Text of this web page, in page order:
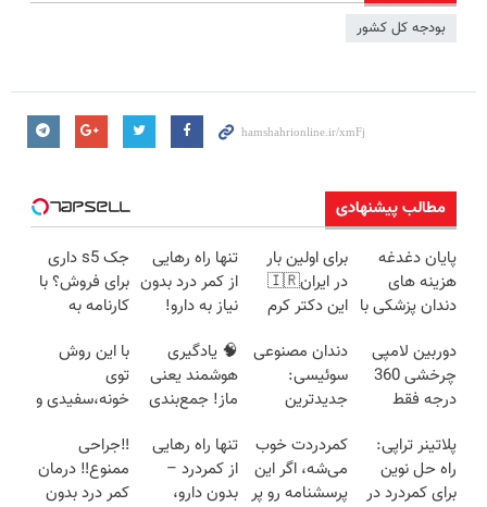
بودجه کل کشور
مطالب پیشنهادی
پایان دغدغه
هزینه های
دندان پزشکی با
کننده خانگی
برای اولین بار
در ایران🇮🇷
این دکتر کرم
روزه ساخت!
تنها راه رهایی
از کمر درد بدون
نیاز به دارو!
جک s5 داری
برای فروش؟ با
کارنامه به
بفروش!
دوربین لامپی
چرخشی 360
درجه فقط
🔥 پرداخت
درب منزل
دندان مصنوعی
سوئیسی:
جدیدترین
سبک و مقاوم |
پرداخت قسطی
🧠 یادگیری
هوشمند یعنی
ماز! جمع‌بندی
رو از دست نده
📘
با این روش
توی
خونه،سفیدی و
برگردون
(40%off)
پلاتینر تراپی:
راه حل نوین
برای کمردرد در
کمردردت خوب
می‌شه، اگر این
پرسشنامه رو پر
تنها راه رهایی
از کمردرد –
بدون دارو،
‼️جراحی
ممنوع‼️ درمان
کمر درد بدون